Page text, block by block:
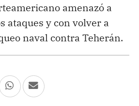
amenazó a
ataques y con volver a
naval contra Teherán.